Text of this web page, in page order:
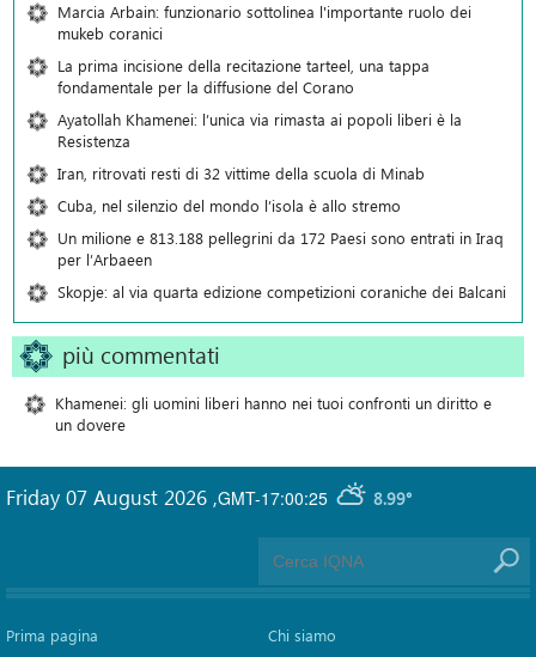
Marcia Arbain: funzionario sottolinea l'importante ruolo dei
mukeb coranici
La prima incisione della recitazione tarteel, una tappa
fondamentale per la diffusione del Corano
Ayatollah Khamenei: l’unica via rimasta ai popoli liberi è la
Resistenza
Iran, ritrovati resti di 32 vittime della scuola di Minab
Cuba, nel silenzio del mondo l’isola è allo stremo
Un milione e 813.188 pellegrini da 172 Paesi sono entrati in Iraq
per l’Arbaeen
Skopje: al via quarta edizione competizioni coraniche dei Balcani
più commentati
Khamenei: gli uomini liberi hanno nei tuoi confronti un diritto e
un dovere
GMT-17:00:25 8.99°
Friday 07 August 2026 ,
Prima pagina
Chi siamo